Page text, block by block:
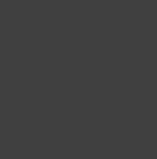
überlassen, ob sie das
als Ergänzung zu betreuten
ist ein aktiver
Voraussetzung für die
EMS-Training möglich?
sind auch
Regeneration, Mobility, Yoga,
sowie weitere